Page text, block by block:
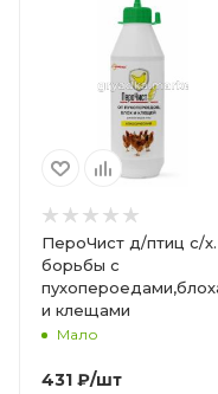
ПероЧист д/птиц с/
борьбы с
и клещами
Классический 500мл
Мало
431 ₽/шт